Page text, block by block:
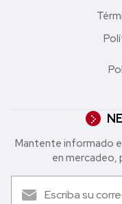
Mantente informado
en mercadeo,